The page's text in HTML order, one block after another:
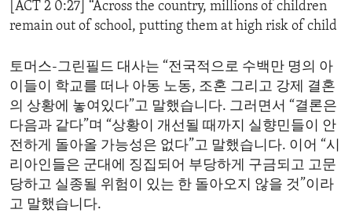
[ACT 2 0:27] “Across the country, millions of children
remain out of school, putting them at high risk of child
토머스-그린필드 대사는 “전국적으로 수백만 명의 아
이들이 학교를 떠나 아동 노동, 조혼 그리고 강제 결혼
의 상황에 놓여있다”고 말했습니다. 그러면서 “결론은
다음과 같다”며 “상황이 개선될 때까지 실향민들이 안
전하게 돌아올 가능성은 없다”고 말했습니다. 이어 “시
리아인들은 군대에 징집되어 부당하게 구금되고 고문
당하고 실종될 위험이 있는 한 돌아오지 않을 것”이라
고 말했습니다.